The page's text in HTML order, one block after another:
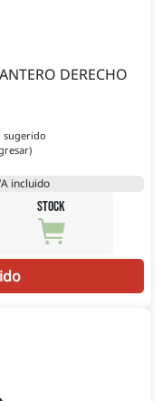
DERECHO
sugerido
incluido
STOCK